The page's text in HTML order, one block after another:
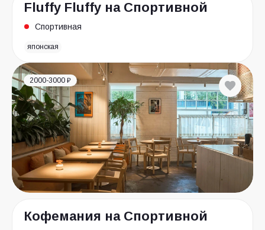
Fluffy Fluffy на Спортивной
Спортивная
японская
2000-3000 ₽
Кофемания на Спортивной